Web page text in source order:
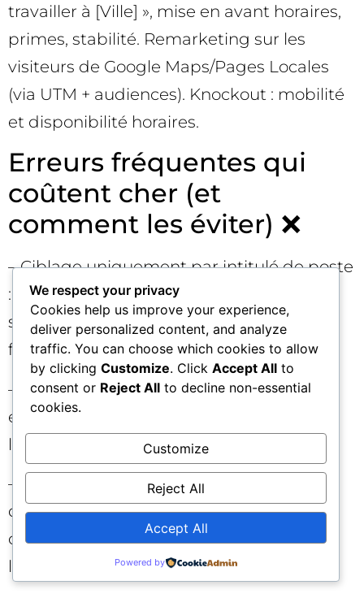
travailler à [Ville] », mise en avant horaires,
primes, stabilité. Remarketing sur les
visiteurs de Google Maps/Pages Locales
(via UTM + audiences). Knockout : mobilité
et disponibilité horaires.
Erreurs fréquentes qui
coûtent cher (et
comment les éviter) ❌
– Ciblage uniquement par intitulé de poste
: volume élevé, pertinence faible. Ajoutez
signaux d’intention et indicateurs de
friction.
– Créas trop génériques : « Rejoignez une
équipe dynamique ». Préférez
l’authenticité et les critères concrets.
– Absence d’exclusions : sans listes
d’exclusion (employés, prestataires,
candidats récents), vous gaspillez de
l’inventaire.
We respect your privacy
Cookies help us improve your experience,
deliver personalized content, and analyze
traffic. You can choose which cookies to allow
by clicking Customize. Click Accept All to
consent or Reject All to decline non-essential
cookies.
Customize
Reject All
Accept All
Powered by